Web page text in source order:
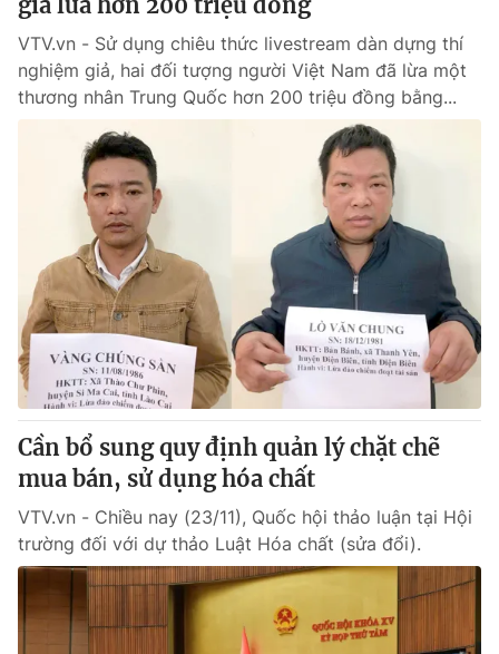
VTV.vn - Sử dụng chiêu thức livestream dàn dựng thí
nghiệm giả, hai đối tượng người Việt Nam đã lừa một
thương nhân Trung Quốc hơn 200 triệu đồng bằng...
Cần bổ sung quy định quản lý chặt chẽ
mua bán, sử dụng hóa chất
VTV.vn - Chiều nay (23/11), Quốc hội thảo luận tại Hội
trường đối với dự thảo Luật Hóa chất (sửa đổi).